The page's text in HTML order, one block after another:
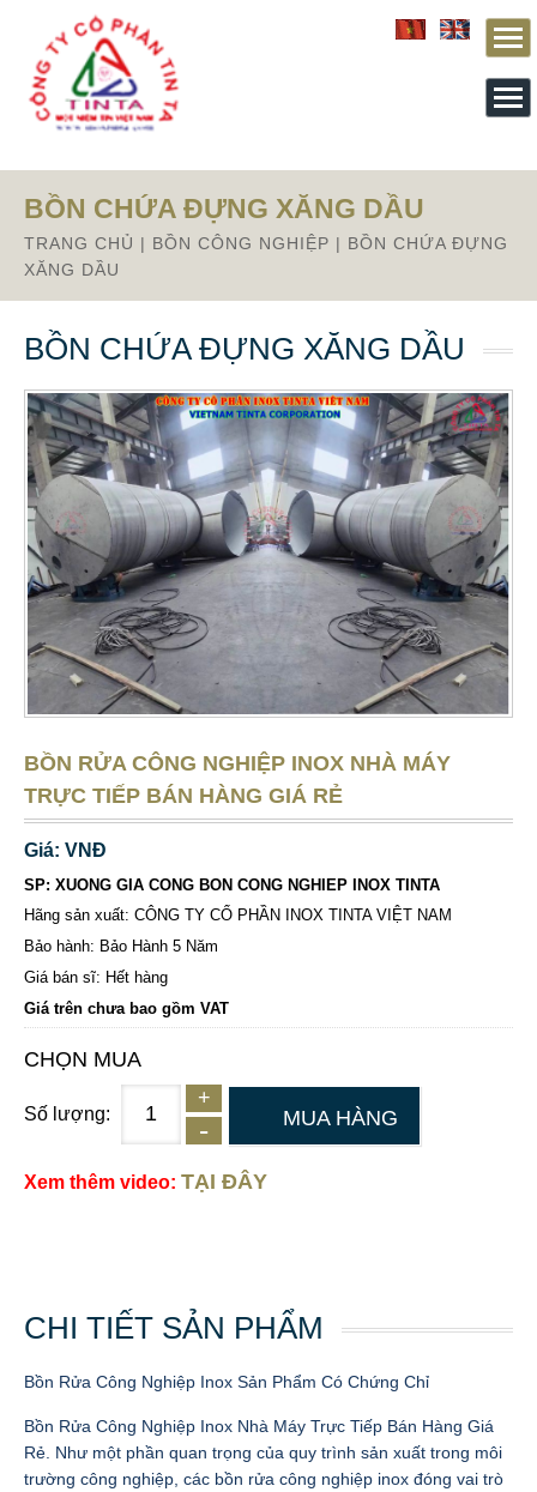
From this section downward is Zalo source code
BỒN CHỨA ĐỰNG XĂNG DẦU
TRANG CHỦ | BỒN CÔNG NGHIỆP | BỒN CHỨA ĐỰNG
XĂNG DẦU
BỒN CHỨA ĐỰNG XĂNG DẦU
BỒN RỬA CÔNG NGHIỆP INOX NHÀ MÁY
TRỰC TIẾP BÁN HÀNG GIÁ RẺ
Giá: VNĐ
SP: XUONG GIA CONG BON CONG NGHIEP INOX TINTA
Hãng sản xuất: CÔNG TY CỔ PHẦN INOX TINTA VIỆT NAM
Bảo hành: Bảo Hành 5 Năm
Giá bán sĩ: Hết hàng
Giá trên chưa bao gồm VAT
CHỌN MUA
Số lượng: MUA HÀNG
Xem thêm video: TẠI ĐÂY
CHI TIẾT SẢN PHẨM
Bồn Rửa Công Nghiệp Inox Sản Phẩm Có Chứng Chỉ
Bồn Rửa Công Nghiệp Inox Nhà Máy Trực Tiếp Bán Hàng Giá
Rẻ. Như một phần quan trọng của quy trình sản xuất trong môi
trường công nghiệp, các bồn rửa công nghiệp inox đóng vai trò